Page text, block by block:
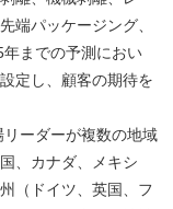
端パッケージング、
までの予測におい
定し、顧客の期待を
ーダーが複数の地域
、カナダ、メキシ
（ドイツ、英国、フ